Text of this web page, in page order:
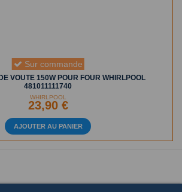
23,90 €
AJOUTER AU PANIER